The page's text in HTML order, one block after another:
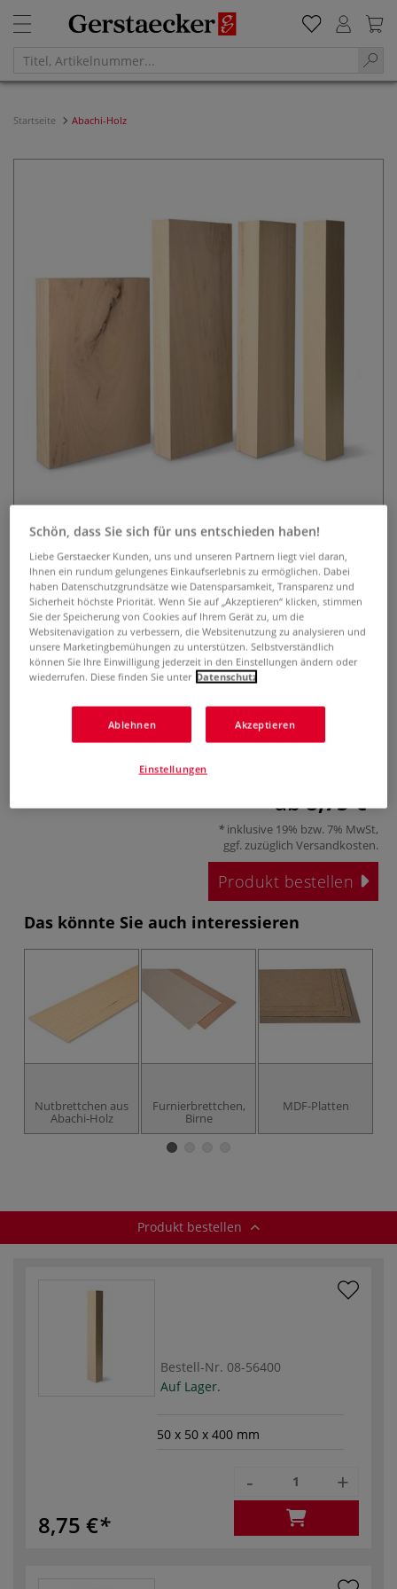
Startseite Abachi-Holz
Abachi-Holz
1 Bewertung
20 cm x 30 cm, 5 cm stark. Abachi-Holz ist weich, sehr leicht
und daher hervorragend zum Schnitzen geeignet. Die
Oberfläche ist seidig-matte und etwas markanter als Linde.
Dieses Format ist ideal geeignet zur Maskengestaltung.
ab8,75 €
inklusive 19% bzw. 7% MwSt,
ggf. zuzüglich Versandkosten.
Produkt bestellen
Das könnte Sie auch interessieren
Nutbrettchen aus
Abachi-Holz
Furnierbrettchen,
Birne
MDF-Platten
Produkt bestellen
Bestell-Nr. 08-56400
Auf Lager.
50 x 50 x 400 mm
8,75 €
- +
Schön, dass Sie sich für uns entschieden haben!
Liebe Gerstaecker Kunden, uns und unseren Partnern liegt viel daran,
Ihnen ein rundum gelungenes Einkaufserlebnis zu ermöglichen. Dabei
haben Datenschutzgrundsätze wie Datensparsamkeit, Transparenz und
Sicherheit höchste Priorität. Wenn Sie auf „Akzeptieren“ klicken, stimmen
Sie der Speicherung von Cookies auf Ihrem Gerät zu, um die
Websitenavigation zu verbessern, die Websitenutzung zu analysieren und
unsere Marketingbemühungen zu unterstützen. Selbstverständlich
können Sie Ihre Einwilligung jederzeit in den Einstellungen ändern oder
wiederrufen. Diese finden Sie unter Datenschutz
Ablehnen Akzeptieren
Einstellungen